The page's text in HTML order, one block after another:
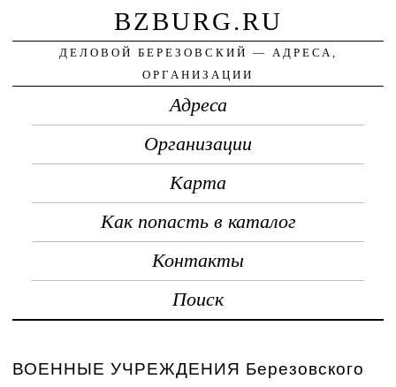
BZBURG.RU
ДЕЛОВОЙ БЕРЕЗОВСКИЙ — АДРЕСА,
ОРГАНИЗАЦИИ
Адреса
Организации
Карта
Как попасть в каталог
Контакты
Поиск
ВОЕННЫЕ УЧРЕЖДЕНИЯ Березовского